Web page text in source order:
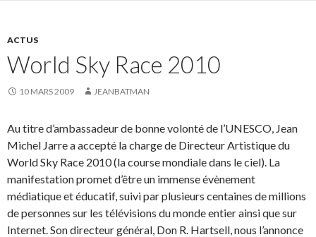
ACTUS
World Sky Race 2010
10 MARS 2009 JEANBATMAN
Au titre d’ambassadeur de bonne volonté de l’UNESCO, Jean
Michel Jarre a accepté la charge de Directeur Artistique du
World Sky Race 2010 (la course mondiale dans le ciel). La
manifestation promet d’être un immense évènement
médiatique et éducatif, suivi par plusieurs centaines de millions
de personnes sur les télévisions du monde entier ainsi que sur
Internet. Son directeur général, Don R. Hartsell, nous l’annonce